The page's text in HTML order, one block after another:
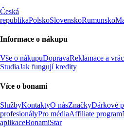
Česká
republikaPolskoSlovenskoRumunsko
Informace o nákupu
Vše o nákupuDopravaReklamace a
StudiaJak fungují kredity
Více o bonami
SlužbyKontaktyO násZnačkyDárkové
profesionályPro médiaAffiliate program
aplikaceBonamiStar